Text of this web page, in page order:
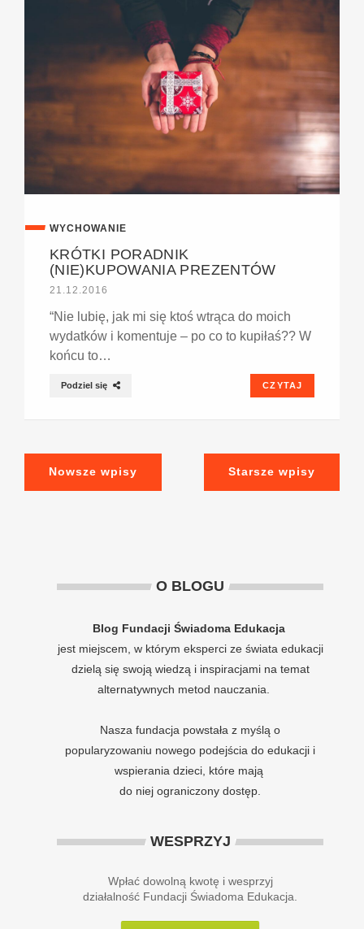
WYCHOWANIE
KRÓTKI PORADNIK
(NIE)KUPOWANIA PREZENTÓW
21.12.2016
“Nie lubię, jak mi się ktoś wtrąca do moich
wydatków i komentuje – po co to kupiłaś?? W
końcu to…
Podziel się CZYTAJ
Starsze wpisy
Nowsze wpisy
O BLOGU
Blog Fundacji Świadoma Edukacja
jest miejscem, w którym eksperci ze świata edukacji
dzielą się swoją wiedzą i inspiracjami na temat
alternatywnych metod nauczania.
Nasza fundacja powstała z myślą o
popularyzowaniu nowego podejścia do edukacji i
wspierania dzieci, które mają
do niej ograniczony dostęp.
WESPRZYJ
Wpłać dowolną kwotę i wesprzyj
działalność Fundacji Świadoma Edukacja.